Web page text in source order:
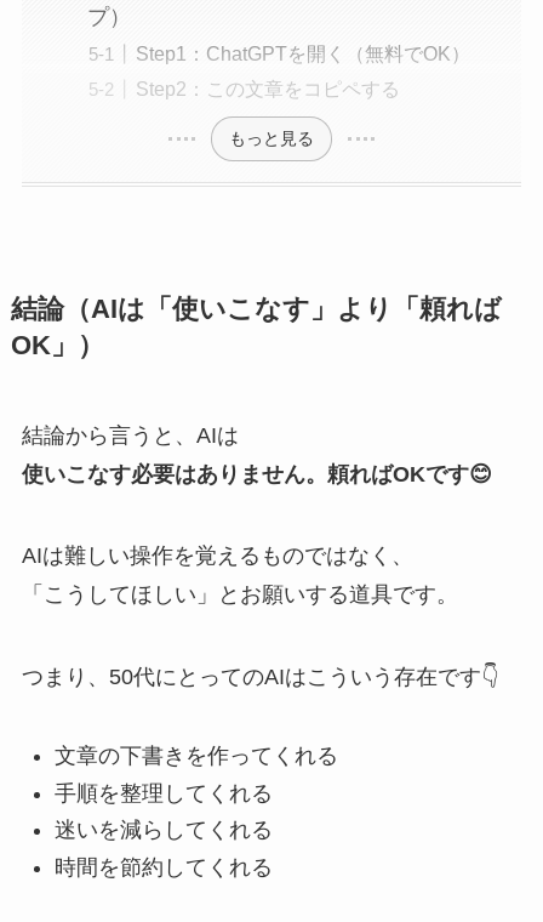
プ）
Step1：ChatGPTを開く（無料でOK）
Step2：この文章をコピペする
もっと見る
結論（AIは「使いこなす」より「頼れば
OK」）
結論から言うと、AIは
使いこなす必要はありません。頼ればOKです😊
AIは難しい操作を覚えるものではなく、
「こうしてほしい」とお願いする道具です。
つまり、50代にとってのAIはこういう存在です👇
文章の下書きを作ってくれる
手順を整理してくれる
迷いを減らしてくれる
時間を節約してくれる